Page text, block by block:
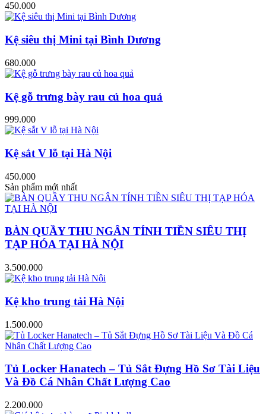
450.000
Kệ siêu thị Mini tại Bình Dương
680.000
Kệ gỗ trưng bày rau củ hoa quả
999.000
Kệ sắt V lỗ tại Hà Nội
450.000
Sản phẩm mới nhất
BÀN QUẦY THU NGÂN TÍNH TIỀN SIÊU THỊ
TẠP HÓA TẠI HÀ NỘI
3.500.000
Kệ kho trung tải Hà Nội
1.500.000
Tủ Locker Hanatech – Tủ Sắt Đựng Hồ Sơ Tài Liệu
Và Đồ Cá Nhân Chất Lượng Cao
2.200.000